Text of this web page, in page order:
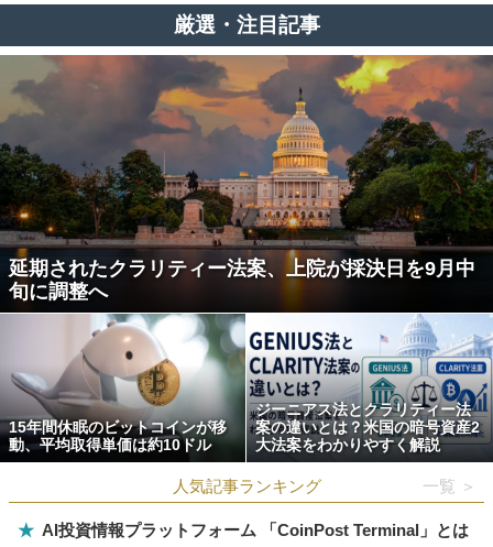
厳選・注目記事
延期されたクラリティー法案、上院が採決日を9月中
旬に調整へ
15年間休眠のビットコインが移
動、平均取得単価は約10ドル
ジーニアス法とクラリティー法
案の違いとは？米国の暗号資産2
大法案をわかりやすく解説
人気記事ランキング 一覧 ＞
★ AI投資情報プラットフォーム 「CoinPost Terminal」とは